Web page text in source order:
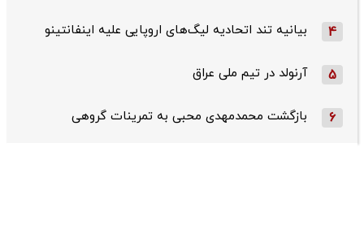
4 بیانیه تند اتحادیه لیگ‌های اروپایی علیه اینفانتینو
5 آرنولد در تیم ملی عراق
6 بازگشت محمدمهدی محبی به تمرینات گروهی